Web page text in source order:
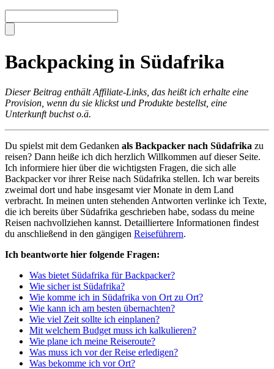
Backpacking in Südafrika
Dieser Beitrag enthält Affiliate-Links, das heißt ich erhalte eine
Provision, wenn du sie klickst und Produkte bestellst, eine
Unterkunft buchst o.ä.
Du spielst mit dem Gedanken als Backpacker nach Südafrika zu
reisen? Dann heiße ich dich herzlich Willkommen auf dieser Seite.
Ich informiere hier über die wichtigsten Fragen, die sich alle
Backpacker vor ihrer Reise nach Südafrika stellen. Ich war bereits
zweimal dort und habe insgesamt vier Monate in dem Land
verbracht. In meinen unten stehenden Antworten verlinke ich Texte,
die ich bereits über Südafrika geschrieben habe, sodass du meine
Reisen nachvollziehen kannst. Detailliertere Informationen findest
du anschließend in den gängigen Reiseführern.
Ich beantworte hier folgende Fragen:
Was bietet Südafrika für Backpacker?
Wie sicher ist Südafrika?
Wie komme ich in Südafrika von Ort zu Ort?
Wie kann ich am besten übernachten?
Wie viel Zeit sollte ich einplanen?
Mit welchem Budget muss ich kalkulieren?
Wie plane ich meine Reiseroute?
Was muss ich vor der Reise erledigen?
Was bekomme ich vor Ort?